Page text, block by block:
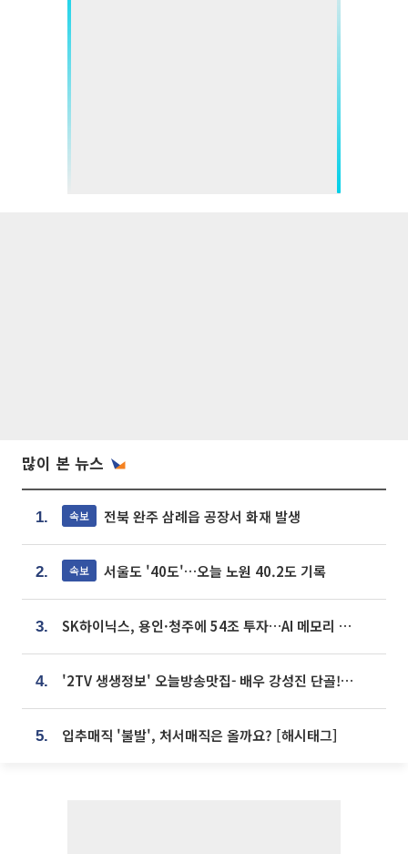
많이 본 뉴스
1. 속보 전북 완주 삼례읍 공장서 화재 발생
2. 속보 서울도 '40도'…오늘 노원 40.2도 기록
3. SK하이닉스, 용인·청주에 54조 투자…AI 메모리 생산기지 키운다
4. '2TV 생생정보' 오늘방송맛집- 배우 강성진 단골! 쌀국수ㆍ푸팟퐁 커리 맛집 '블○○○'
5. 입추매직 '불발', 처서매직은 올까요? [해시태그]